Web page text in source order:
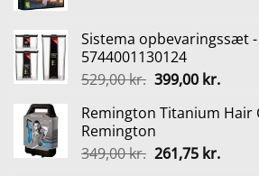
var:
349,95 kr..
er:
Sistema opbevaringssæt
5744001130124
529,00kr. Den
pris
var:
529,00 kr..
399,00 kr.Den
pris
Remington Titanium Hair
Remington
349,00kr. Den
261,75 kr.Den